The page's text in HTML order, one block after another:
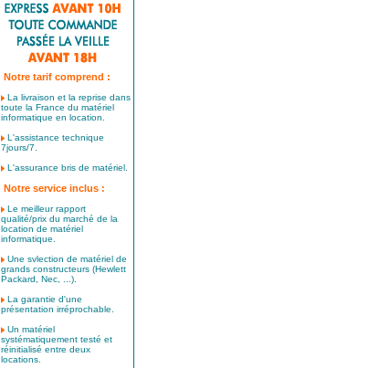
Notre tarif comprend :
La livraison et la reprise dans
toute la France du matériel
informatique en location.
L'assistance technique
7jours/7.
L'assurance bris de matériel.
Notre service inclus :
Le meilleur rapport
qualité/prix du marché de la
location de matériel
informatique.
Une svlection de matériel de
grands constructeurs (Hewlett
Packard, Nec, ...).
La garantie d'une
présentation irréprochable.
Un matériel
systématiquement testé et
réinitialisé entre deux
locations.